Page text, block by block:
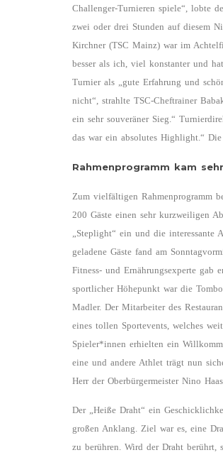
Challenger-Turnieren spiele“, lobte
zwei oder drei Stunden auf diesem
Kirchner (TSC Mainz) war im
besser als ich, viel konstanter und
Turnier als „gute Erfahrung und
nicht“, strahlte TSC-Cheftrainer
ein sehr souveräner Sieg.“
das war ein absolutes Highlight.“
Rahmenprogramm kam
Zum vielfältigen Rahmenprogramm
200 Gäste einen sehr kurzweiligen
„Steplight“ ein und die interessante
geladene Gäste fand am
Fitness- und Ernährungsexperte gab
sportlicher Höhepunkt war die
Madler. Der Mitarbeiter des
eines tollen Sportevents, welches
Spieler*innen erhielten ein
eine und andere Athlet trägt nun
Herr der Oberbürgermeister Nino
Der „Heiße Draht“ ein
großen Anklang. Ziel war es, eine
zu berühren. Wird der Draht